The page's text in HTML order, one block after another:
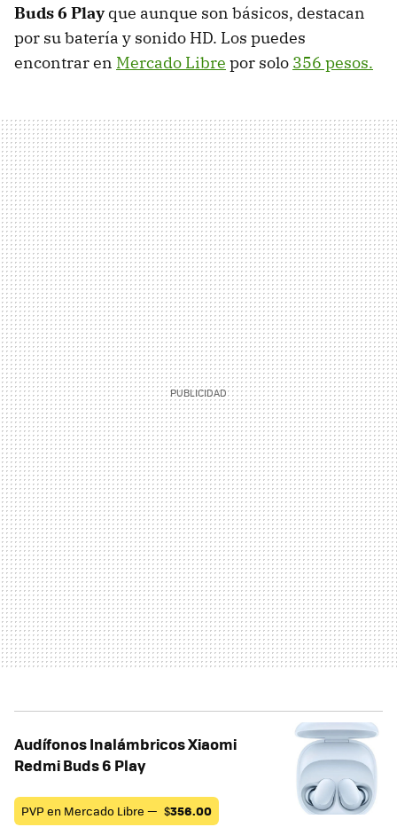
Buds 6 Playque aunque son básicos, destacan
por su batería y sonido HD. Los puedes
encontrar en Mercado Libre por solo 356 pesos.
Audífonos Inalámbricos Xiaomi
Redmi Buds 6 Play
PVP en Mercado Libre — $356.00